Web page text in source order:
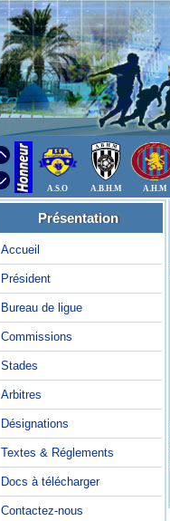
A.S.O A.B.H.M A.H.M
Présentation
Accueil
Président
Bureau de ligue
Commissions
Stades
Arbitres
Désignations
Textes & Réglements
Docs à télécharger
Contactez-nous